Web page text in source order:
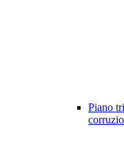
Piano